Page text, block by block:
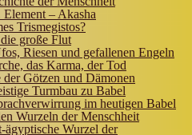
Element – Akasha
Trismegistos?
große Flut
Riesen und gefallenen Engeln
das Karma, der Tod
Götzen und Dämonen
Turmbau zu Babel
im heutigen Babel
Wurzeln der Menschheit
ägyptische Wurzel der